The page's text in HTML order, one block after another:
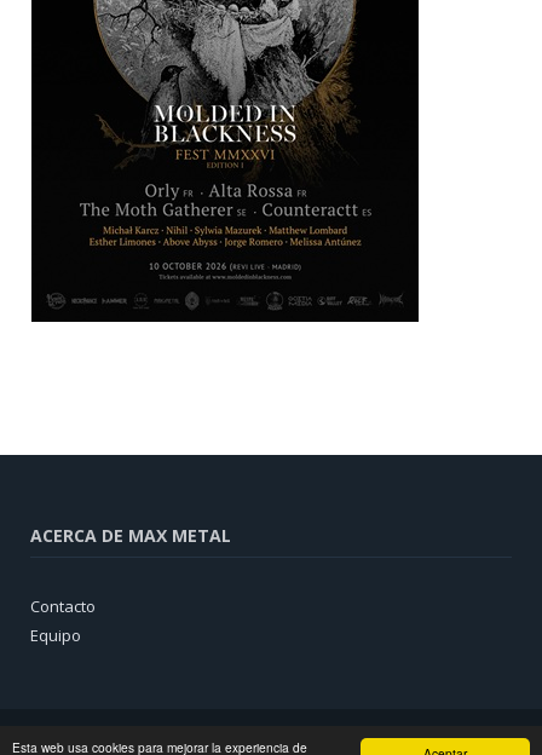
Esta web usa cookies para mejorar la experiencia de
ACERCA DE MAX METAL
Contacto
Equipo